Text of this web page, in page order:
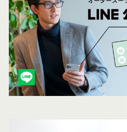
ち
ら
も
チ
ェ